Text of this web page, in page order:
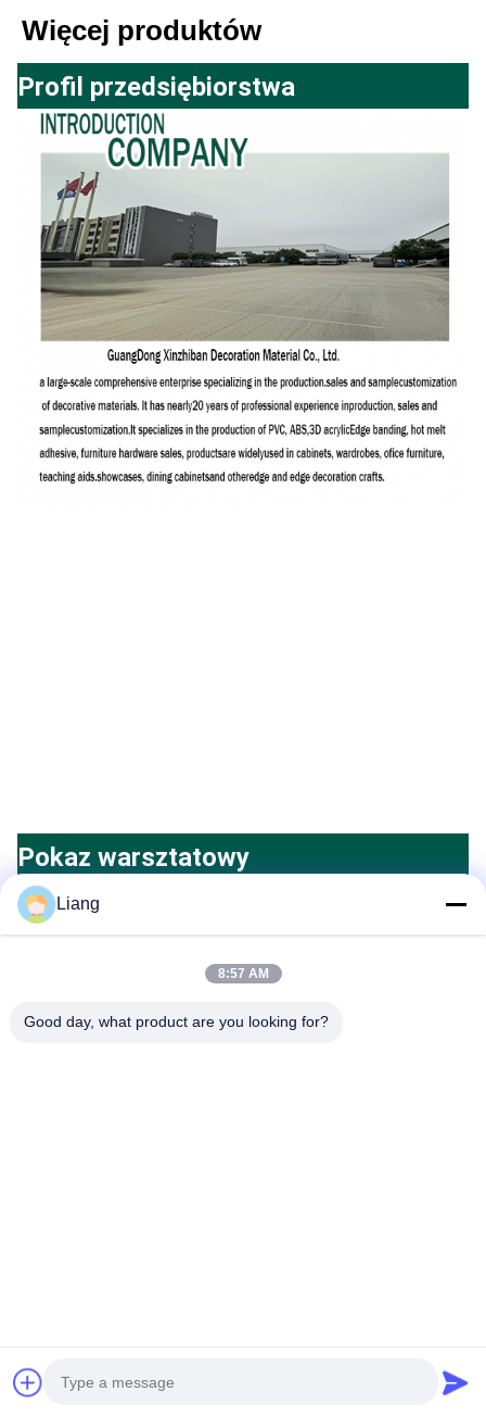
Więcej produktów
Profil przedsiębiorstwa
Pokaz warsztatowy
Liang
8:57 AM
Good day, what product are you looking for?